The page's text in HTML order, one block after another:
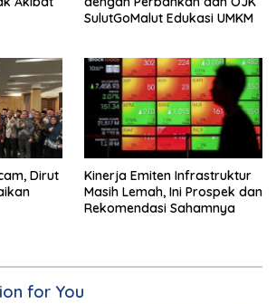
SulutGoMalut Edukasi UMKM
Dirut
Kinerja Emiten Infrastruktur
Masih Lemah, Ini Prospek dan
Rekomendasi Sahamnya
for You